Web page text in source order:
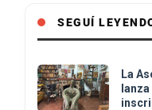
SEGUÍ
La